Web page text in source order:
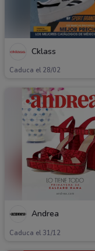
Cklass
Caduca el 28/02
Andrea
Caduca el 31/12